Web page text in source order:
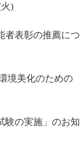
)
者表彰の推薦につ
境美化のための
験の実施」のお知